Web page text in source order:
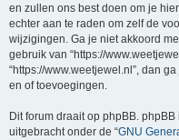
en zullen ons best doen om je
echter aan te raden om zelf de
wijzigingen. Ga je niet akkoord
gebruik van “https://
“https://www.weetjewel.nl”, dan
en of toevoegingen.
Dit forum draait op phpBB.
uitgebracht onder de “GNU